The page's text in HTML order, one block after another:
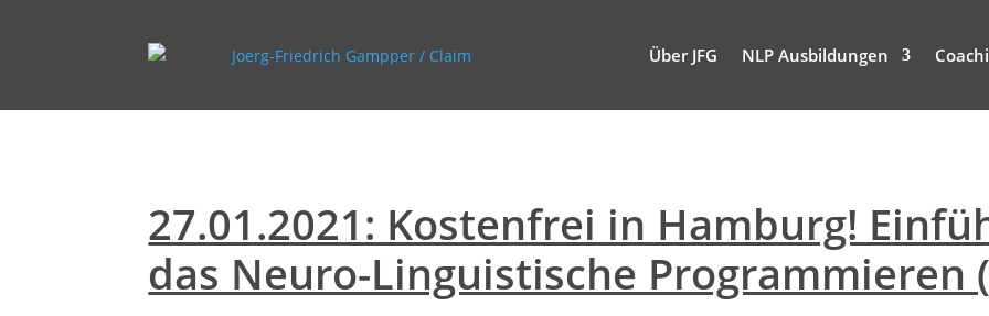
Über JFG NLP Ausbildungen
27.01.2021: Kostenfrei in Hamburg!
das Neuro-Linguistische Programmieren